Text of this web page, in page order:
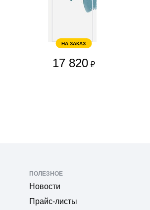
НА ЗАКАЗ
17 820 ₽
ПОЛЕЗНОЕ
Новости
Прайс-листы